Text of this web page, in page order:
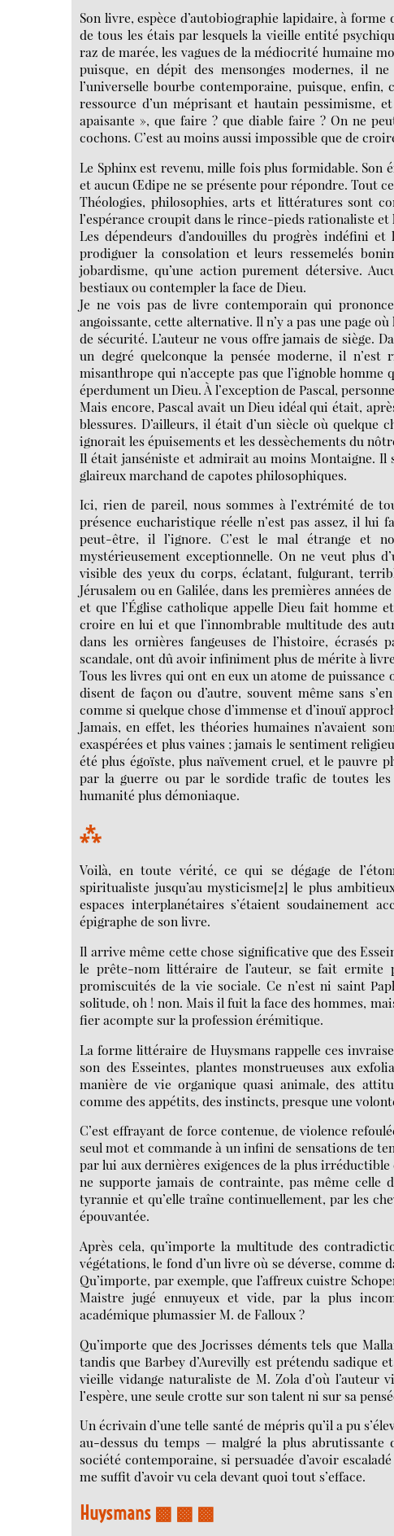
Son livre, espèce d’autobiographie lapidaire, à
de tous les étais par lesquels la vieille entité
raz de marée, les vagues de la médiocrité humaine
puisque, en dépit des mensonges modernes, il
l’universelle bourbe contemporaine, puisque, enfin,
ressource d’un méprisant et hautain pessimisme,
apaisante », que faire ? que diable faire ? On ne
cochons. C’est au moins aussi impossible que de
Le Sphinx est revenu, mille fois plus formidable. Son
et aucun Œdipe ne se présente pour répondre. Tout
Théologies, philosophies, arts et littératures sont
l’espérance croupit dans le rince-pieds rationaliste
Les dépendeurs d’andouilles du progrès indéfini
prodiguer la consolation et leurs ressemelés
jobardisme, qu’une action purement détersive.
bestiaux ou contempler la face de Dieu.
Je ne vois pas de livre contemporain qui
angoissante, cette alternative. Il n’y a pas une page
de sécurité. L’auteur ne vous offre jamais de siège.
un degré quelconque la pensée moderne, il
misanthrope qui n’accepte pas que l’ignoble
éperdument un Dieu. À l’exception de Pascal,
Mais encore, Pascal avait un Dieu idéal qui était,
blessures. D’ailleurs, il était d’un siècle où
ignorait les épuisements et les dessèchements du
Il était janséniste et admirait au moins Montaigne. Il
glaireux marchand de capotes philosophiques.
Ici, rien de pareil, nous sommes à l’extrémité de
présence eucharistique réelle n’est pas assez, il lui
peut-être, il l’ignore. C’est le mal étrange et
mystérieusement exceptionnelle. On ne veut plus
visible des yeux du corps, éclatant, fulgurant,
Jérusalem ou en Galilée, dans les premières années
et que l’Église catholique appelle Dieu fait homme
croire en lui et que l’innombrable multitude des
dans les ornières fangeuses de l’histoire,
scandale, ont dû avoir infiniment plus de mérite à
Tous les livres qui ont en eux un atome de
disent de façon ou d’autre, souvent même sans
comme si quelque chose d’immense et d’inouï
Jamais, en effet, les théories humaines n’avaient
exaspérées et plus vaines ; jamais le sentiment
été plus égoïste, plus naïvement cruel, et le pauvre
par la guerre ou par le sordide trafic de toutes
humanité plus démoniaque.
⁂
Voilà, en toute vérité, ce qui se dégage de
spiritualiste jusqu’au mysticisme[2] le plus
espaces interplanétaires s’étaient soudainement
épigraphe de son livre.
Il arrive même cette chose significative que des
le prête-nom littéraire de l’auteur, se fait ermite
promiscuités de la vie sociale. Ce n’est ni saint
solitude, oh ! non. Mais il fuit la face des hommes,
fier acompte sur la profession érémitique.
La forme littéraire de Huysmans rappelle ces
son des Esseintes, plantes monstrueuses aux
manière de vie organique quasi animale, des
comme des appétits, des instincts, presque une
C’est effrayant de force contenue, de violence
seul mot et commande à un infini de sensations de
par lui aux dernières exigences de la plus
ne supporte jamais de contrainte, pas même celle
tyrannie et qu’elle traîne continuellement, par les
épouvantée.
Après cela, qu’importe la multitude des
végétations, le fond d’un livre où se déverse, comme
Qu’importe, par exemple, que l’affreux cuistre
Maistre jugé ennuyeux et vide, par la plus
académique plumassier M. de Falloux ?
Qu’importe que des Jocrisses déments tels que
tandis que Barbey d’Aurevilly est prétendu sadique
vieille vidange naturaliste de M. Zola d’où l’auteur
l’espère, une seule crotte sur son talent ni sur sa
Un écrivain d’une telle santé de mépris qu’il a pu
au-dessus du temps — malgré la plus
société contemporaine, si persuadée d’avoir
me suffit d’avoir vu cela devant quoi tout s’efface.
Huysmans ▩ ▩ ▩